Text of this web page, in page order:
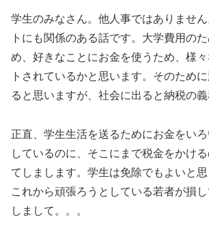
学生のみなさん。他人事ではありませ
トにも関係のある話です。大学費用の
め、好きなことにお金を使うため、様
トされているかと思います。そのため
ると思いますが、社会に出ると納税の義
正直、学生生活を送るためにお金をい
しているのに、そこにまで税金をかけ
てしまします。学生は免除でもよいと思
これから頑張ろうとしている若者が損
しまして。。。